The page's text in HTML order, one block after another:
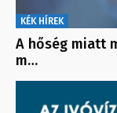
KÉK HÍREK
A hőség miatt
m…